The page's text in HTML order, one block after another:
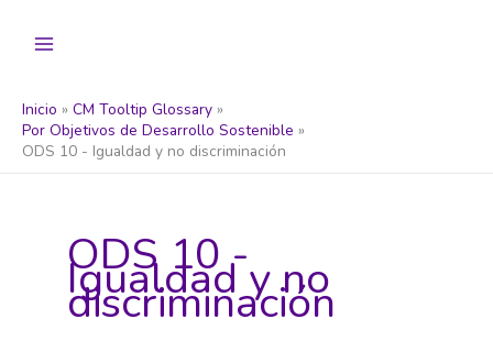
Inicio
CM Tooltip Glossary
Por Objetivos de Desarrollo Sostenible
ODS 10 - Igualdad y no discriminación
ODS 10 -
Igualdad y no
discriminación